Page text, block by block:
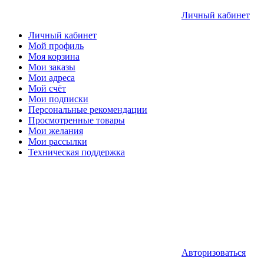
Личный кабинет
Личный кабинет
Мой профиль
Моя корзина
Мои заказы
Мои адреса
Мой счёт
Мои подписки
Персональные рекомендации
Просмотренные товары
Мои желания
Мои рассылки
Техническая поддержка
Авторизоваться